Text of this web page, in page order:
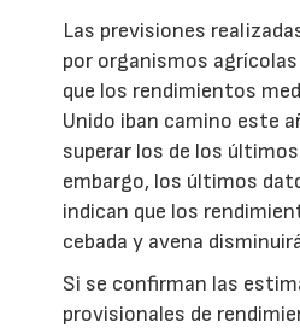
Las previsiones
por organismos
que los rendimientos
Unido iban camino este
superar los de los
embargo, los últimos
indican que los
cebada y avena
Si se confirman las
provisionales de